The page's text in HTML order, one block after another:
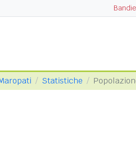
Statistiche